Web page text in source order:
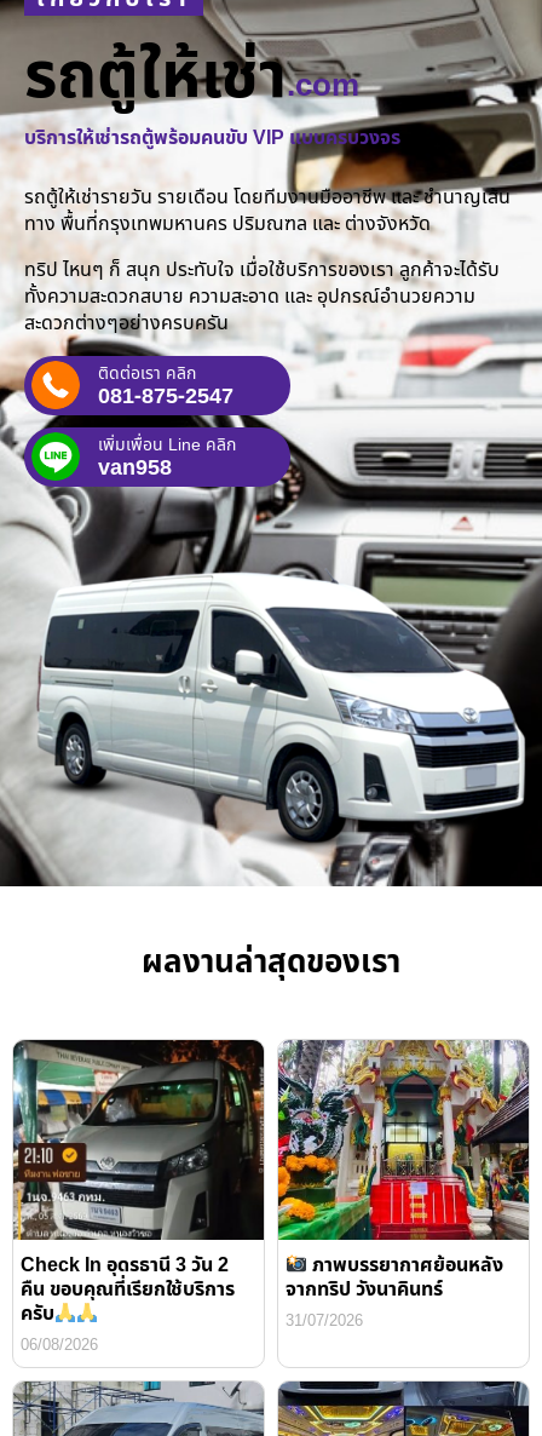
รถตู้ให้เช่า.com
บริการให้เช่ารถตู้พร้อมคนขับ VIP แบบครบวงจร
รถตู้ให้เช่ารายวัน รายเดือน โดยทีมงานมืออาชีพ และ ชำนาญเส้น
ทาง พื้นที่กรุงเทพมหานคร ปริมณฑล และ ต่างจังหวัด
ทริป ไหนๆ ก็ สนุก ประทับใจ เมื่อใช้บริการของเรา ลูกค้าจะได้รับ
ทั้งความสะดวกสบาย ความสะอาด และ อุปกรณ์อำนวยความ
สะดวกต่างๆอย่างครบครัน
ติดต่อเรา คลิก
081-875-2547
เพิ่มเพื่อน Line คลิก
van958
ผลงานล่าสุดของเรา
Check In อุดรธานี 3 วัน 2
คืน ขอบคุณที่เรียกใช้บริการ
ครับ
06/08/2026
ภาพบรรยากาศย้อนหลัง
จากทริป วังนาคินทร์
31/07/2026